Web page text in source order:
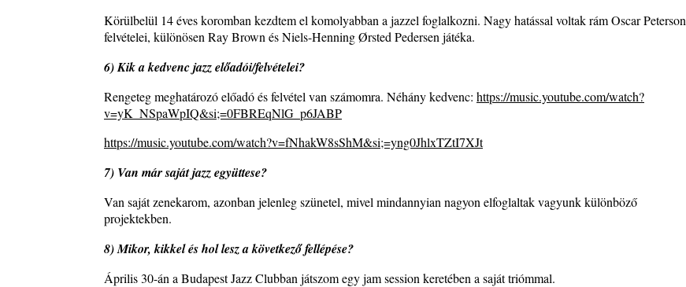
Körülbelül 14 éves koromban kezdtem el komolyabban a jazzel foglalkozni. Nagy hatással voltak rám Oscar Peterson
felvételei, különösen Ray Brown és Niels-Henning Ørsted Pedersen játéka.
6) Kik a kedvenc jazz előadói/felvételei?
Rengeteg meghatározó előadó és felvétel van számomra. Néhány kedvenc: https://music.youtube.com/watch?
v=yK_NSpaWpIQ&si;=0FBREqNlG_p6JABP
https://music.youtube.com/watch?v=fNhakW8sShM&si;=yng0JhlxTZtI7XJt
7) Van már saját jazz együttese?
Van saját zenekarom, azonban jelenleg szünetel, mivel mindannyian nagyon elfoglaltak vagyunk különböző
projektekben.
8) Mikor, kikkel és hol lesz a következő fellépése?
Április 30-án a Budapest Jazz Clubban játszom egy jam session keretében a saját triómmal.